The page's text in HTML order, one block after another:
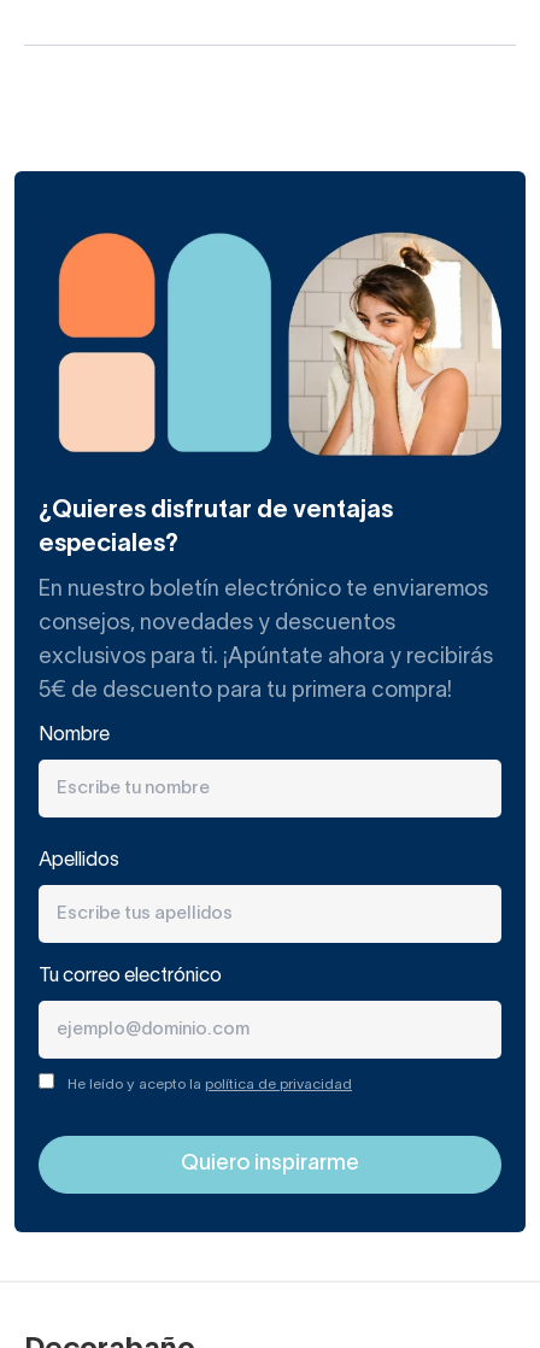
¿Quieres disfrutar de ventajas
especiales?
En nuestro boletín electrónico te enviaremos
consejos, novedades y descuentos
exclusivos para ti. ¡Apúntate ahora y recibirás
5€ de descuento para tu primera compra!
Nombre
Apellidos
Tu correo electrónico
He leído y acepto la política de privacidad